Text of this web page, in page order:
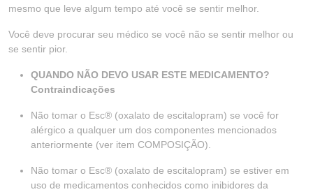
mesmo que leve algum tempo até você se sentir melhor.
Você deve procurar seu médico se você não se sentir melhor ou
se sentir pior.
QUANDO NÃO DEVO USAR ESTE MEDICAMENTO?
Contraindicações
Não tomar o Esc® (oxalato de escitalopram) se você for
alérgico a qualquer um dos componentes mencionados
anteriormente (ver item COMPOSIÇÃO).
Não tomar o Esc® (oxalato de escitalopram) se estiver em
uso de medicamentos conhecidos como inibidores da